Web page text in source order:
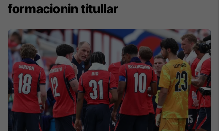
formacionin titullar